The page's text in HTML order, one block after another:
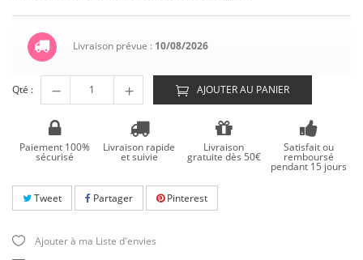
Livraison prévue : 10/08/2026
Qté : AJOUTER AU PANIER
Paiement 100%
sécurisé
Livraison rapide
et suivie
Livraison
gratuite dès 50€
Satisfait ou
remboursé
pendant 15 jours
Tweet Partager Pinterest
Ajouter à ma Liste d'envies